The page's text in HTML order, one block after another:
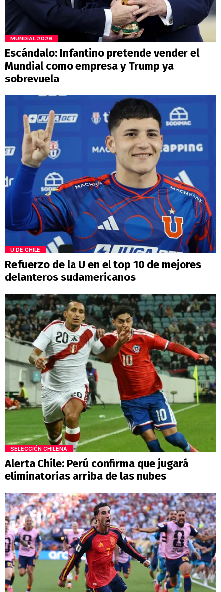
MUNDIAL 2026
Escándalo: Infantino pretende vender el
Mundial como empresa y Trump ya
sobrevuela
U DE CHILE
Refuerzo de la U en el top 10 de mejores
delanteros sudamericanos
SELECCIÓN CHILENA
Alerta Chile: Perú confirma que jugará
eliminatorias arriba de las nubes